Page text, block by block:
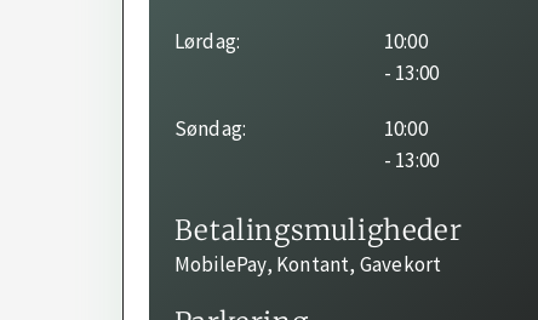
Lørdag:
10:00
- 13:00
Søndag:
10:00
- 13:00
Betalingsmuligheder
MobilePay, Kontant, Gavekort